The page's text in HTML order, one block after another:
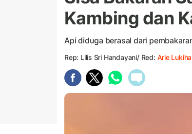
Kambing dan
Api diduga berasal dari
Rep: Lilis Sri Handayani/ Red: Arie